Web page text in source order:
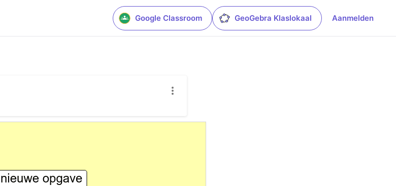
Google Classroom GeoGebra Klaslokaal Aanmelden